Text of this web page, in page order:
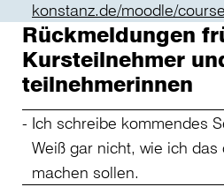
konstanz.de/moodle/
Rückmeldungen
Kursteilnehmer
teilnehmerinnen
Ich schreibe kommendes
Weiß gar nicht, wie ich
machen sollen.